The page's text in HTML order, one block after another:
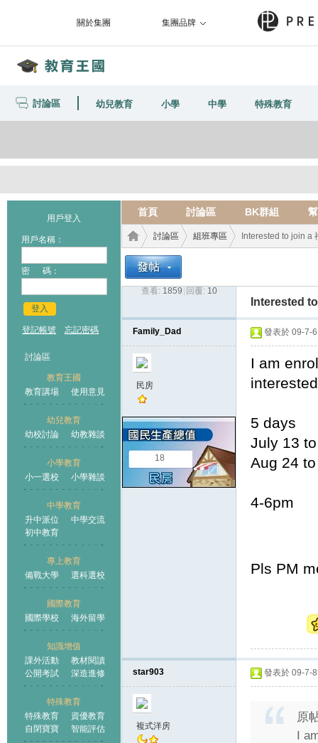
關於集團 集團品牌
討論區 幼兒教育 小學 中學 特殊教育
用戶登入
用戶名稱：
密 碼：
登入
登記帳號 忘記密碼
討論區
教育王國
教育講場
使用意見
幼兒教育
幼校討論
幼教雜談
小學教育
小一選校
小學雜談
中學教育
升中派位
中學交流
初中教育
專上教育
備戰大學
選科選校
國際教育
國際學校
海外留學
知識增值
課外活動
教材閱讀
公開考試
深造進修
特殊教育
特殊教育
資優教育
自閉寶寶
智能評估
首頁 討論區 BK群組
王國
›
討論區
›
組班專區 Interested to join a
查看: 1859 回覆: 10
Interested
Family_Dad
民房
18
發表於 09-7-
I am
5 days
July 13
Aug 24
4-6pm
Pls PM
star903
複式洋房
發表於 09-7-
原
I